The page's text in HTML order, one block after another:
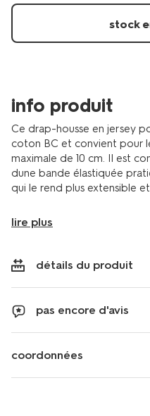
blanc-
stock
info produit
Ce drap-housse en jersey
coton BC et convient pour
maximale de 10 cm. Il est
dune bande élastiquée
qui le rend plus extensible
lire plus
détails du produit
pas encore d'avis
coordonnées